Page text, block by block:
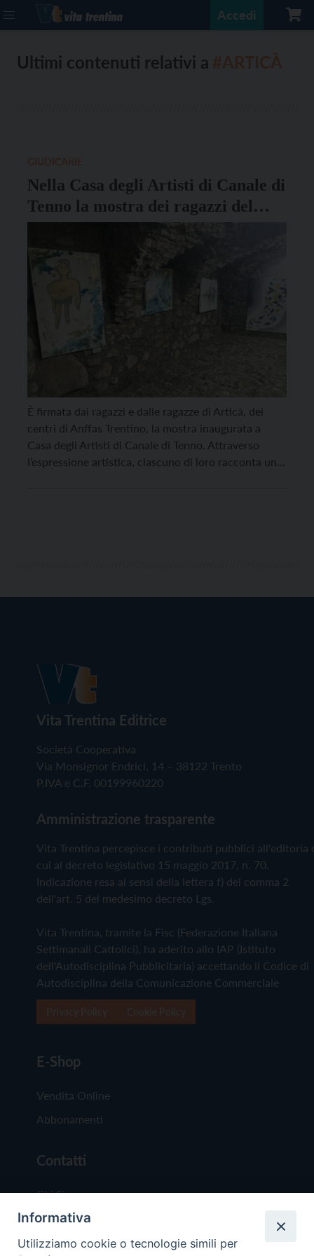
Accedi
Ultimi contenuti relativi a
Nella Casa degli Artisti di Canale di
Tenno la mostra dei ragazzi del
centri Anffas del Trentino
È firmata dai ragazzi e dalle ragazze di Articà, dei
centri di Anffas Trentino, la mostra inaugurata a
Casa degli Artisti di Canale di Tenno. Attraverso
l’espressione artistica, ciascuno di loro racconta un
Vita Trentina Editrice
Società Cooperativa
Via Monsignor Endrici, 14 – 38122 Trento
P.IVA e C.F. 00199960220
Amministrazione trasparente
Vita Trentina percepisce i contributi pubblici all'editoria
cui al decreto legislativo 15 maggio 2017, n. 70.
Indicazione resa ai sensi della lettera f) del comma 2
dell'art. 5 del medesimo decreto Lgs.
Vita Trentina, tramite la Fisc (Federazione Italiana
Settimanali Cattolici), ha aderito allo IAP (Istituto
dell'Autodisciplina Pubblicitaria) accettando il Codice di
Autodisciplina della Comunicazione Commerciale
E-Shop
Vendita Online
Abbonamenti
Contatti
Chi Siamo
Redazione
Scrivici
Informativa
Utilizziamo cookie o tecnologie simili per